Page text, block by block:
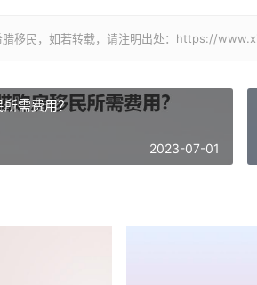
腊移民，如若转载，请注明出处：https://
所需费用？
2023-07-01